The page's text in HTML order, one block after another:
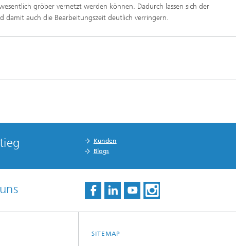
gröber vernetzt werden können. Dadurch lassen sich der
damit auch die Bearbeitungszeit deutlich verringern.
Kunden
Blogs
SITEMAP